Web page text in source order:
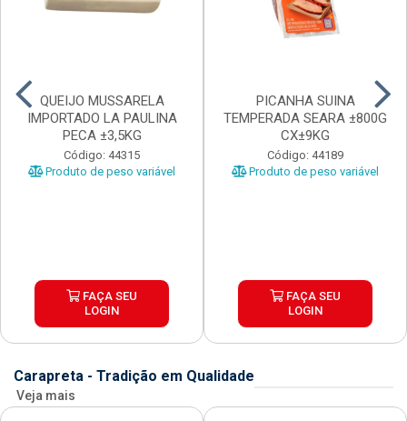
QUEIJO MUSSARELA
IMPORTADO LA PAULINA
PECA ±3,5KG
Código: 44315
Produto de peso variável
FAÇA SEU
LOGIN
PICANHA SUINA
TEMPERADA SEARA ±800G
CX±9KG
Código: 44189
Produto de peso variável
FAÇA SEU
LOGIN
Carapreta - Tradição em Qualidade
Veja mais